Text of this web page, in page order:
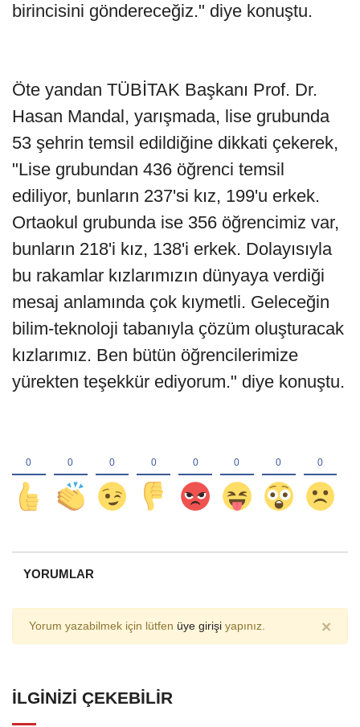
birincisini göndereceğiz." diye konuştu.
Öte yandan TÜBİTAK Başkanı Prof. Dr.
Hasan Mandal, yarışmada, lise grubunda
53 şehrin temsil edildiğine dikkati çekerek,
"Lise grubundan 436 öğrenci temsil
ediliyor, bunların 237'si kız, 199'u erkek.
Ortaokul grubunda ise 356 öğrencimiz var,
bunların 218'i kız, 138'i erkek. Dolayısıyla
bu rakamlar kızlarımızın dünyaya verdiği
mesaj anlamında çok kıymetli. Geleceğin
bilim-teknoloji tabanıyla çözüm oluşturacak
kızlarımız. Ben bütün öğrencilerimize
yürekten teşekkür ediyorum." diye konuştu.
YORUMLAR
Yorum yazabilmek için lütfen üye girişi yapınız. ×
İLGINIZI ÇEKEBILIR